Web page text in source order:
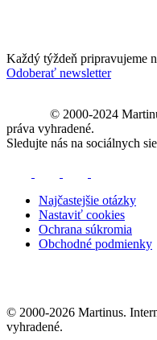
Každý týždeň pripravujeme
Odoberať newsletter
© 2000-2024
práva vyhradené.
Sledujte nás na sociálnych
Najčastejšie otázky
Nastaviť cookies
Ochrana súkromia
Obchodné podmienky
© 2000-2026 Martinus.
vyhradené.